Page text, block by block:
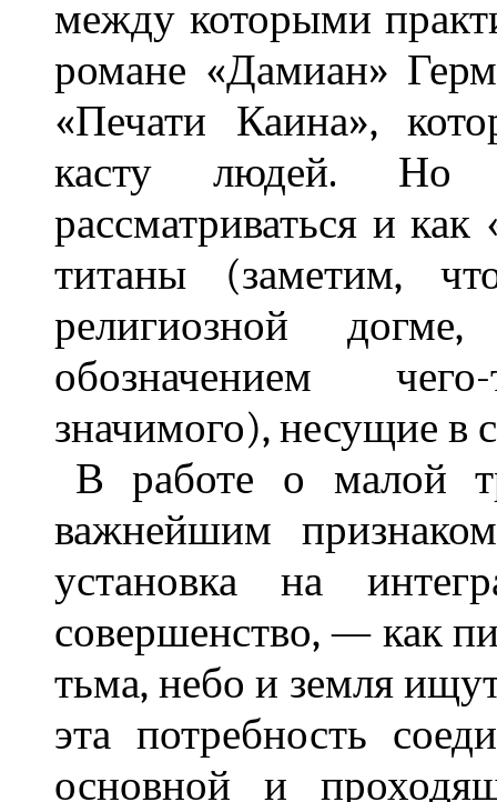
между которыми
романе «Дамиан»
«Печати Каина»,
касту людей. Но
рассматриваться и как
титаны (заметим,
религиозной
обозначением
значимого), несущие в
В работе о малой
важнейшим
установка на
совершенство, — как
тьма, небо и земля
эта потребность
основной и